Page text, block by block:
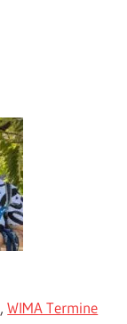
,WIMA Termine